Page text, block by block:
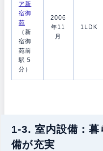
ア新
宿御
苑
（新
宿御
苑前
駅 5
分）
2006
年11
月
1LDK
1-3. 室内設備：
備が充実